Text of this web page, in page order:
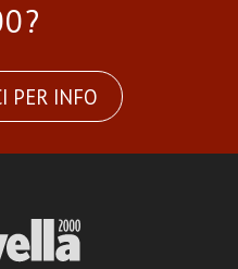
PER INFO